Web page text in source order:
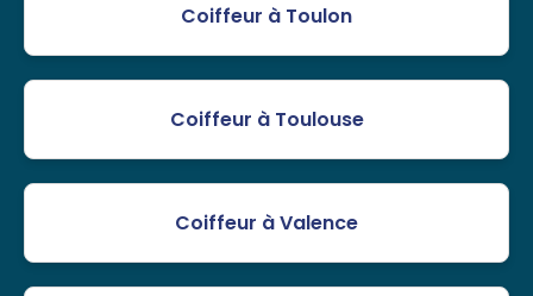
Coiffeur à Toulon
Coiffeur à Toulouse
Coiffeur à Valence